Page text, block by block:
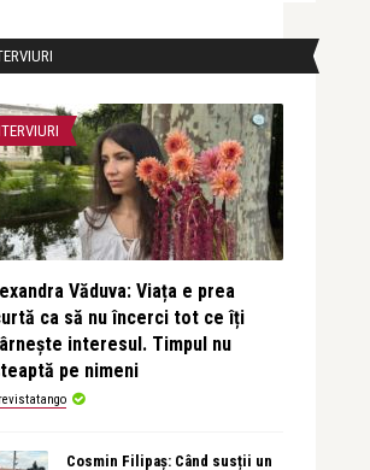
Văduva: Viața e prea
ca să nu încerci tot ce îți
interesul. Timpul nu
pe nimeni
revistatango
Cosmin Filipaș: Când susții un